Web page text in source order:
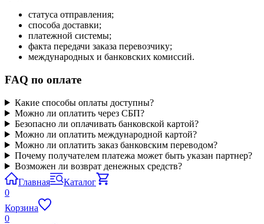
статуса отправления;
способа доставки;
платежной системы;
факта передачи заказа перевозчику;
международных и банковских комиссий.
FAQ по оплате
Какие способы оплаты доступны?
Можно ли оплатить через СБП?
Безопасно ли оплачивать банковской картой?
Можно ли оплатить международной картой?
Можно ли оплатить заказ банковским переводом?
Почему получателем платежа может быть указан партнер?
Возможен ли возврат денежных средств?
Главная
Каталог
0
Корзина
0